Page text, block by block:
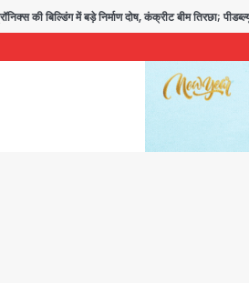
में बड़े निर्माण दोष, कंक्रीट बीम तिरछा; पीडब्ल्यूडी